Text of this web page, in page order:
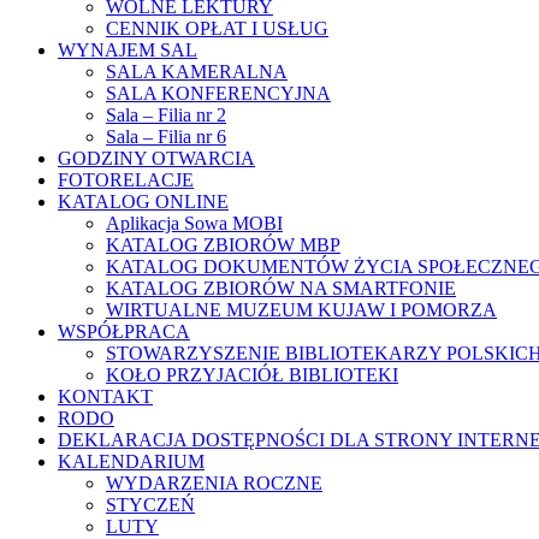
WOLNE LEKTURY
CENNIK OPŁAT I USŁUG
WYNAJEM SAL
SALA KAMERALNA
SALA KONFERENCYJNA
Sala – Filia nr 2
Sala – Filia nr 6
GODZINY OTWARCIA
FOTORELACJE
KATALOG ONLINE
Aplikacja Sowa MOBI
KATALOG ZBIORÓW MBP
KATALOG DOKUMENTÓW ŻYCIA
KATALOG ZBIORÓW NA SMARTFONIE
WIRTUALNE MUZEUM KUJAW I POMORZA
WSPÓŁPRACA
STOWARZYSZENIE BIBLIOTEKARZY
KOŁO PRZYJACIÓŁ BIBLIOTEKI
KONTAKT
RODO
DEKLARACJA DOSTĘPNOŚCI DLA STRONY
KALENDARIUM
WYDARZENIA ROCZNE
STYCZEŃ
LUTY